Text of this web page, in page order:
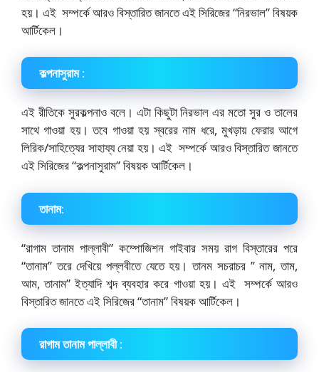
হয়। এই সম্পর্কে আরও বিস্তারিত জানতে এই সিরিজের “নিরভাল” বিষয়ক
আর্টিকেল।
কল্পনাসুরাম :
এই রীতিকে সুরকল্পনাও বলে। এটা কিছুটা নিরভাল এর মতো সুর ও তালের
সাথে গাওয়া হয়। তবে গাওয়া হয় স্বরের নাম ধরে, মুখড়ায় ফেরার আগে
লিরিক/সাহিত্যের সাহায্য নেয়া হয়। এই সম্পর্কে আরও বিস্তারিত জানতে
এই সিরিজের “কল্পনাসুরাম” বিষয়ক আর্টিকেল।
তানাম:
“রাগাম তানাম পাল্লাবী” কম্পোজিশন গাইবার সময় রাগ বিস্তারের পরে
“তানাম” তরে দেখিয়ে পল্লবীতে যেতে হয়। তানম সচরাচর ” নাম, তাম,
আম, তানাম” ইত্যাদি শব্দ ব্যবহার করে গাওয়া হয়। এই সম্পর্কে আরও
বিস্তারিত জানতে এই সিরিজের “তানাম” বিষয়ক আর্টিকেল।
রাগাম তানাম পাল্লাবী :